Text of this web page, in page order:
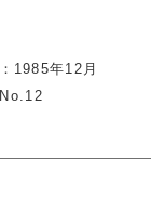
1985年12月
No.12